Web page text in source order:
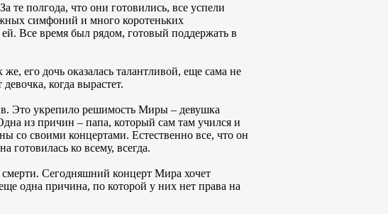
те полгода, что они готовились, все успели
симфоний и много коротеньких
Все время был рядом, готовый поддержать в
его дочь оказалась талантливой, еще сама не
когда вырастет.
Это укрепило решимость Миры – девушка
из причин – папа, который сам там учился и
со своими концертами. Естественно все, что он
готовилась ко всему, всегда.
Сегодняшний концерт Мира хочет
одна причина, по которой у них нет права на